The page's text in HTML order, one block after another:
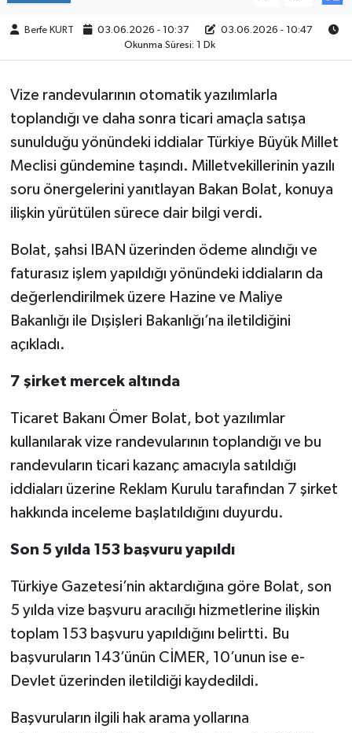
Berfe KURT 03.06.2026 - 10:37
03.06.2026 - 10:47
Okunma Süresi: 1 Dk
Vize randevularının otomatik yazılımlarla
toplandığı ve daha sonra ticari amaçla satışa
sunulduğu yönündeki iddialar Türkiye Büyük Millet
Meclisi gündemine taşındı. Milletvekillerinin yazılı
soru önergelerini yanıtlayan Bakan Bolat, konuya
ilişkin yürütülen sürece dair bilgi verdi.
Bolat, şahsi IBAN üzerinden ödeme alındığı ve
faturasız işlem yapıldığı yönündeki iddiaların da
değerlendirilmek üzere Hazine ve Maliye
Bakanlığı ile Dışişleri Bakanlığı’na iletildiğini
açıkladı.
7 şirket mercek altında
Ticaret Bakanı Ömer Bolat, bot yazılımlar
kullanılarak vize randevularının toplandığı ve bu
randevuların ticari kazanç amacıyla satıldığı
iddiaları üzerine Reklam Kurulu tarafından 7 şirket
hakkında inceleme başlatıldığını duyurdu.
Son 5 yılda 153 başvuru yapıldı
Türkiye Gazetesi’nin aktardığına göre Bolat, son
5 yılda vize başvuru aracılığı hizmetlerine ilişkin
toplam 153 başvuru yapıldığını belirtti. Bu
başvuruların 143’ünün CİMER, 10’unun ise e-
Devlet üzerinden iletildiği kaydedildi.
Başvuruların ilgili hak arama yollarına